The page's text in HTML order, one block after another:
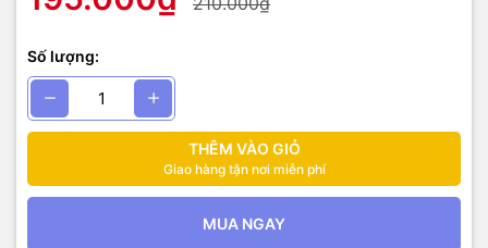
Số lượng:
THÊM VÀO GIỎ
Giao hàng tận nơi miễn phí
MUA NGAY